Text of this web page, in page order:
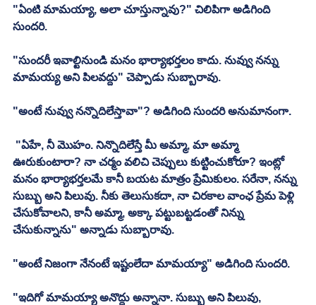
"ఏంటి మామయ్యా, అలా చూస్తున్నావు?" చిలిపిగా అడిగింది
సుందరి.
"సుందరీ ఇవాల్టినుండి మనం భార్యాభర్తలం కాదు. నువ్వు నన్ను
మామయ్య అని పిలవద్దు" చెప్పాడు సుబ్బారావు.
"అంటే నువ్వు నన్నొదిలేస్తావా"? అడిగింది సుందరి అనుమానంగా.
ఊరుకుంటారా? నా చర్మం వలిచి చెప్పులు కుట్టించుకోరూ? ఇంట్లో
మనం భార్యాభర్తలమే కానీ బయట మాత్రం ప్రేమికులం. సరేనా, నన్ను
సుబ్బు అని పిలువు. నీకు తెలుసుకదా, నా చిరకాల వాంఛ ప్రేమ పెళ్లి
చేసుకోవాలని, కానీ అమ్మా, అక్కా పట్టుబట్టడంతో నిన్ను
చేసుకున్నాను" అన్నాడు సుబ్బారావు.
"అంటే నిజంగా నేనంటే ఇష్టంలేదా మామయ్యా" అడిగింది సుందరి.
"ఇదిగో మామయ్యా అనొద్దు అన్నానా. సుబ్బు అని పిలువు,